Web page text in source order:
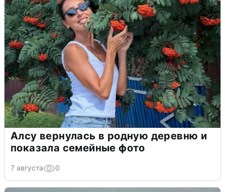
Алсу вернулась в родную деревню и
показала семейные фото
7 августа 0